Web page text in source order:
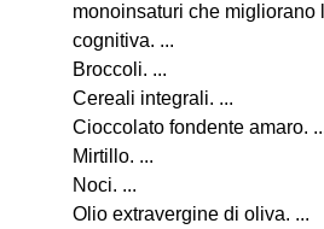
monoinsaturi che migliorano
cognitiva. ...
Broccoli. ...
Cereali integrali. ...
Cioccolato fondente amaro.
Mirtillo. ...
Noci. ...
Olio extravergine di oliva. ...